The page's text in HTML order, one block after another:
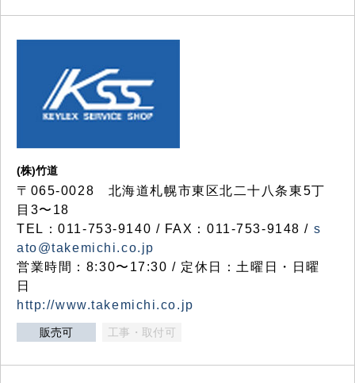
(株)竹道
〒065-0028 北海道札幌市東区北二十八条東5丁
目3〜18
TEL：011-753-9140 / FAX：011-753-9148 / s
ato@takemichi.co.jp
営業時間：8:30〜17:30 / 定休日：土曜日・日曜
日
http://www.takemichi.co.jp
販売可 工事・取付可